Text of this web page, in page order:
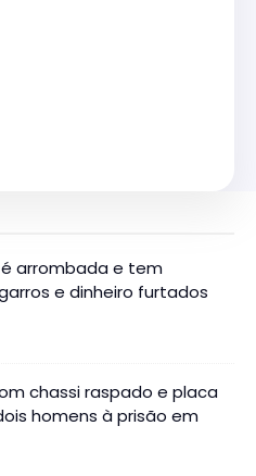
arrombada e tem
e dinheiro furtados
chassi raspado e placa
homens à prisão em